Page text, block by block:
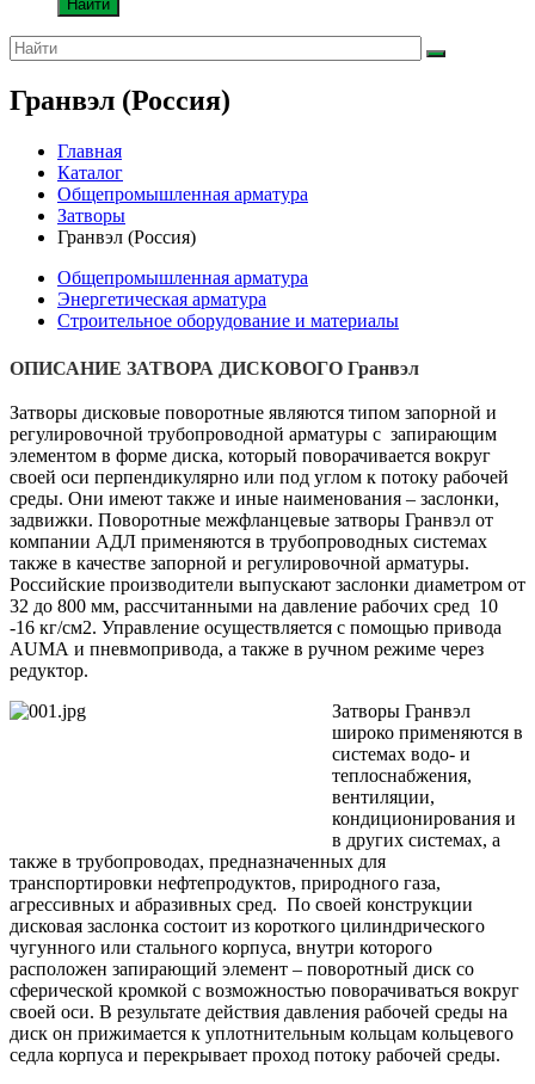
Найти
Гранвэл (Россия)
Главная
Каталог
Общепромышленная арматура
Затворы
Гранвэл (Россия)
Общепромышленная арматура
Энергетическая арматура
Строительное оборудование и материалы
ОПИСАНИЕ ЗАТВОРА ДИСКОВОГО Гранвэл
Затворы дисковые поворотные являются типом запорной и
регулировочной трубопроводной арматуры с запирающим
элементом в форме диска, который поворачивается вокруг
своей оси перпендикулярно или под углом к потоку рабочей
среды. Они имеют также и иные наименования – заслонки,
задвижки. Поворотные межфланцевые затворы Гранвэл от
компании АДЛ применяются в трубопроводных системах
также в качестве запорной и регулировочной арматуры.
Российские производители выпускают заслонки диаметром от
32 до 800 мм, рассчитанными на давление рабочих сред 10
-16 кг/см2. Управление осуществляется с помощью привода
AUMA и пневмопривода, а также в ручном режиме через
редуктор.
Затворы Гранвэл
широко применяются в
системах водо- и
теплоснабжения,
вентиляции,
кондиционирования и
в других системах, а
также в трубопроводах, предназначенных для
транспортировки нефтепродуктов, природного газа,
агрессивных и абразивных сред. По своей конструкции
дисковая заслонка состоит из короткого цилиндрического
чугунного или стального корпуса, внутри которого
расположен запирающий элемент – поворотный диск со
сферической кромкой с возможностью поворачиваться вокруг
своей оси. В результате действия давления рабочей среды на
диск он прижимается к уплотнительным кольцам кольцевого
седла корпуса и перекрывает проход потоку рабочей среды.